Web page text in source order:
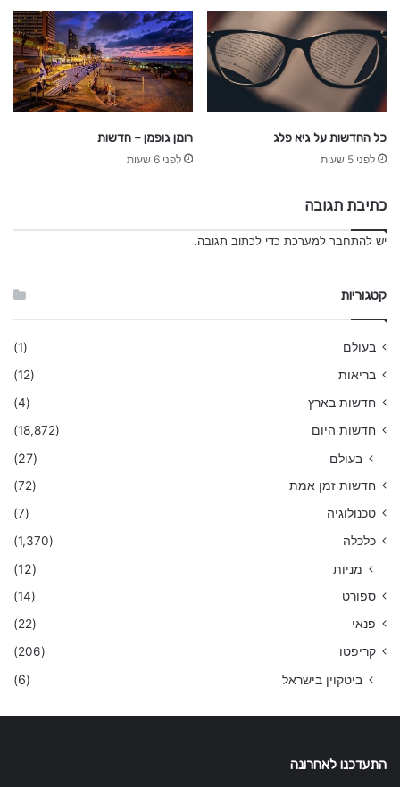
כל החדשות על גיא פלג
לפני 5 שעות
רומן גופמן – חדשות
לפני 6 שעות
כתיבת תגובה
יש להתחבר למערכת כדי לכתוב תגובה.
קטגוריות
בעולם
(1)
בריאות
(12)
חדשות בארץ
(4)
חדשות היום
(18,872)
בעולם (27)
חדשות זמן אמת
(72)
טכנולוגיה
(7)
כלכלה
(1,370)
מניות (12)
ספורט
(14)
פנאי
(22)
קריפטו
(206)
ביטקוין בישראל (6)
התעדכנו לאחרונה